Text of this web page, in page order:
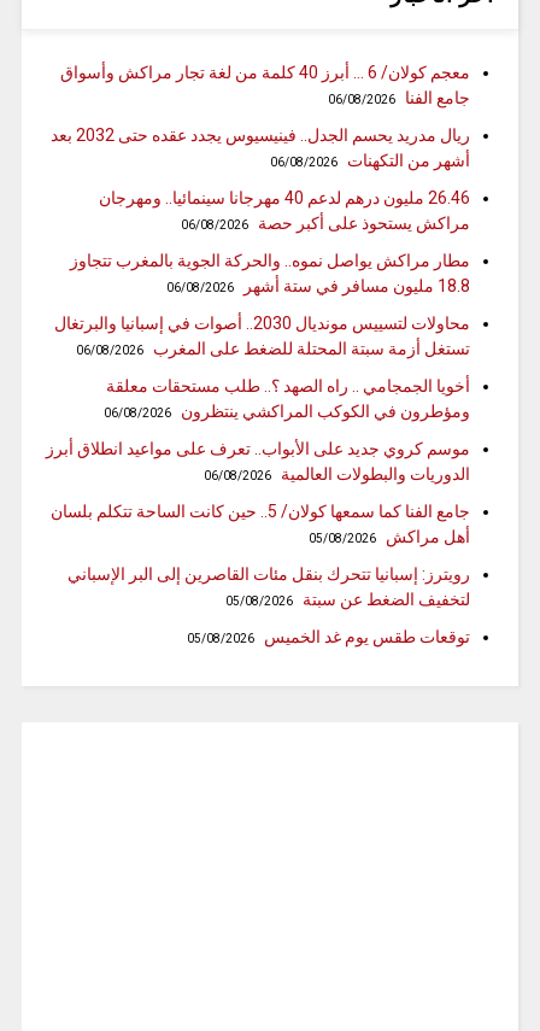
معجم كولان/ 6 … أبرز 40 كلمة من لغة تجار مراكش وأسواق
جامع الفنا
06/08/2026
ريال مدريد يحسم الجدل.. فينيسيوس يجدد عقده حتى 2032 بعد
أشهر من التكهنات
06/08/2026
26.46 مليون درهم لدعم 40 مهرجانا سينمائيا.. ومهرجان
مراكش يستحوذ على أكبر حصة
06/08/2026
مطار مراكش يواصل نموه.. والحركة الجوية بالمغرب تتجاوز
18.8 مليون مسافر في ستة أشهر
06/08/2026
محاولات لتسييس مونديال 2030.. أصوات في إسبانيا والبرتغال
تستغل أزمة سبتة المحتلة للضغط على المغرب
06/08/2026
أخويا الجمجامي .. راه الصهد ؟.. طلب مستحقات معلقة
ومؤطرون في الكوكب المراكشي ينتظرون
06/08/2026
موسم كروي جديد على الأبواب.. تعرف على مواعيد انطلاق أبرز
الدوريات والبطولات العالمية
06/08/2026
جامع الفنا كما سمعها كولان/ 5.. حين كانت الساحة تتكلم بلسان
أهل مراكش
05/08/2026
رويترز: إسبانيا تتحرك بنقل مئات القاصرين إلى البر الإسباني
لتخفيف الضغط عن سبتة
05/08/2026
توقعات طقس يوم غد الخميس 05/08/2026